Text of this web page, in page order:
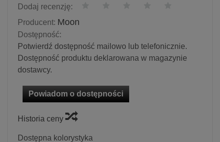
Dodaj recenzję:
Producent: Moon
Dostępność:
Potwierdź dostępność mailowo lub telefonicznie.
Dostępność produktu deklarowana w magazynie
dostawcy.
Powiadom o dostępności
Historia ceny
Dostępna kolorystyka